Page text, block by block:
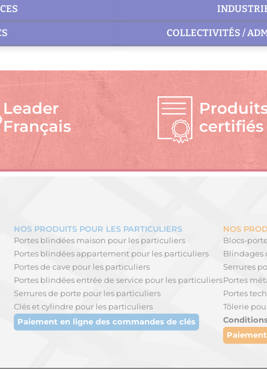
COLLECTIVITÉS /
Leader
Français
certifiés
NOS PRODUITS POUR LES PARTICULIERS
Portes blindées maison pour les particuliers
Portes blindées appartement pour les particuliers
Portes de cave pour les particuliers
Portes blindées entrée de service pour les particuliers
Serrures de porte pour les particuliers
Clés et cylindre pour les particuliers
Paiement en ligne des commandes de clés
NOS
Blocs-
Blindages
Serrures
Portes
Portes
Tôlerie